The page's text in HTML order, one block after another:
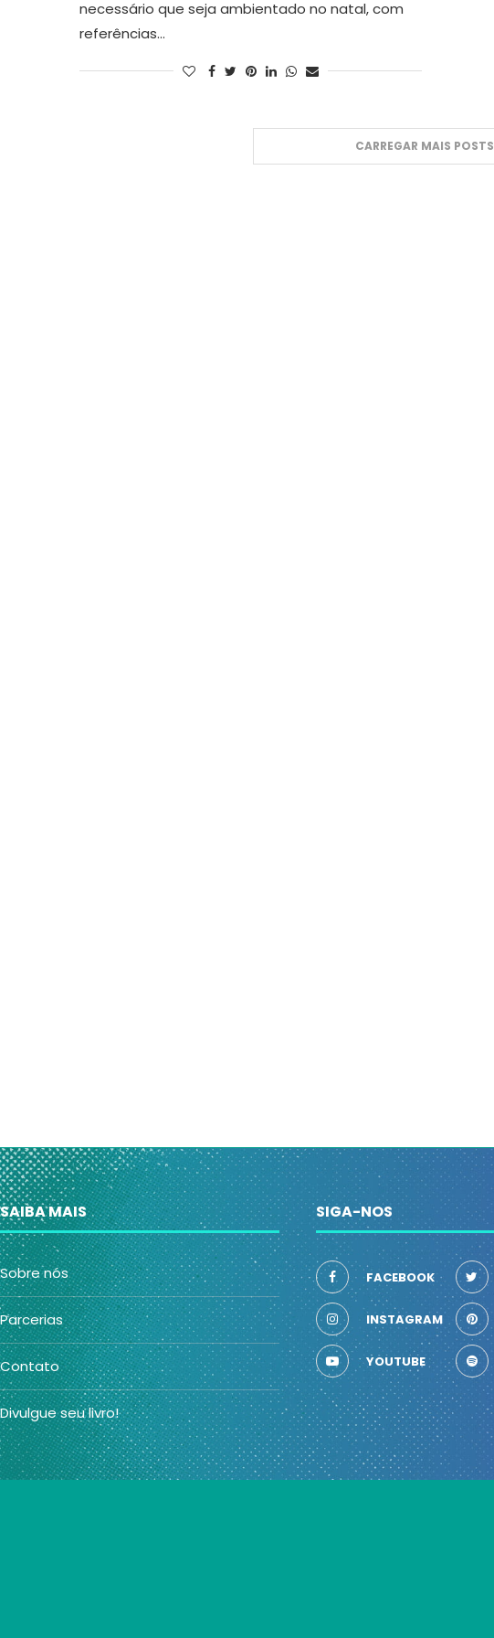
necessário que seja ambientado no natal, com
referências…
CARREGAR MAIS POSTS
SAIBA MAIS
Sobre nós
Parcerias
Contato
Divulgue seu livro!
SIGA-NOS
FACEBOOK
INSTAGRAM
YOUTUBE